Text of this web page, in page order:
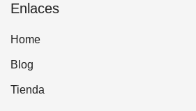
Enlaces
Home
Blog
Tienda